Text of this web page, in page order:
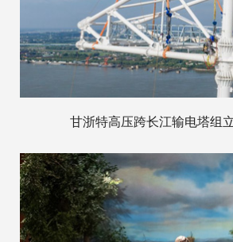
甘浙特高压跨长江输电塔组